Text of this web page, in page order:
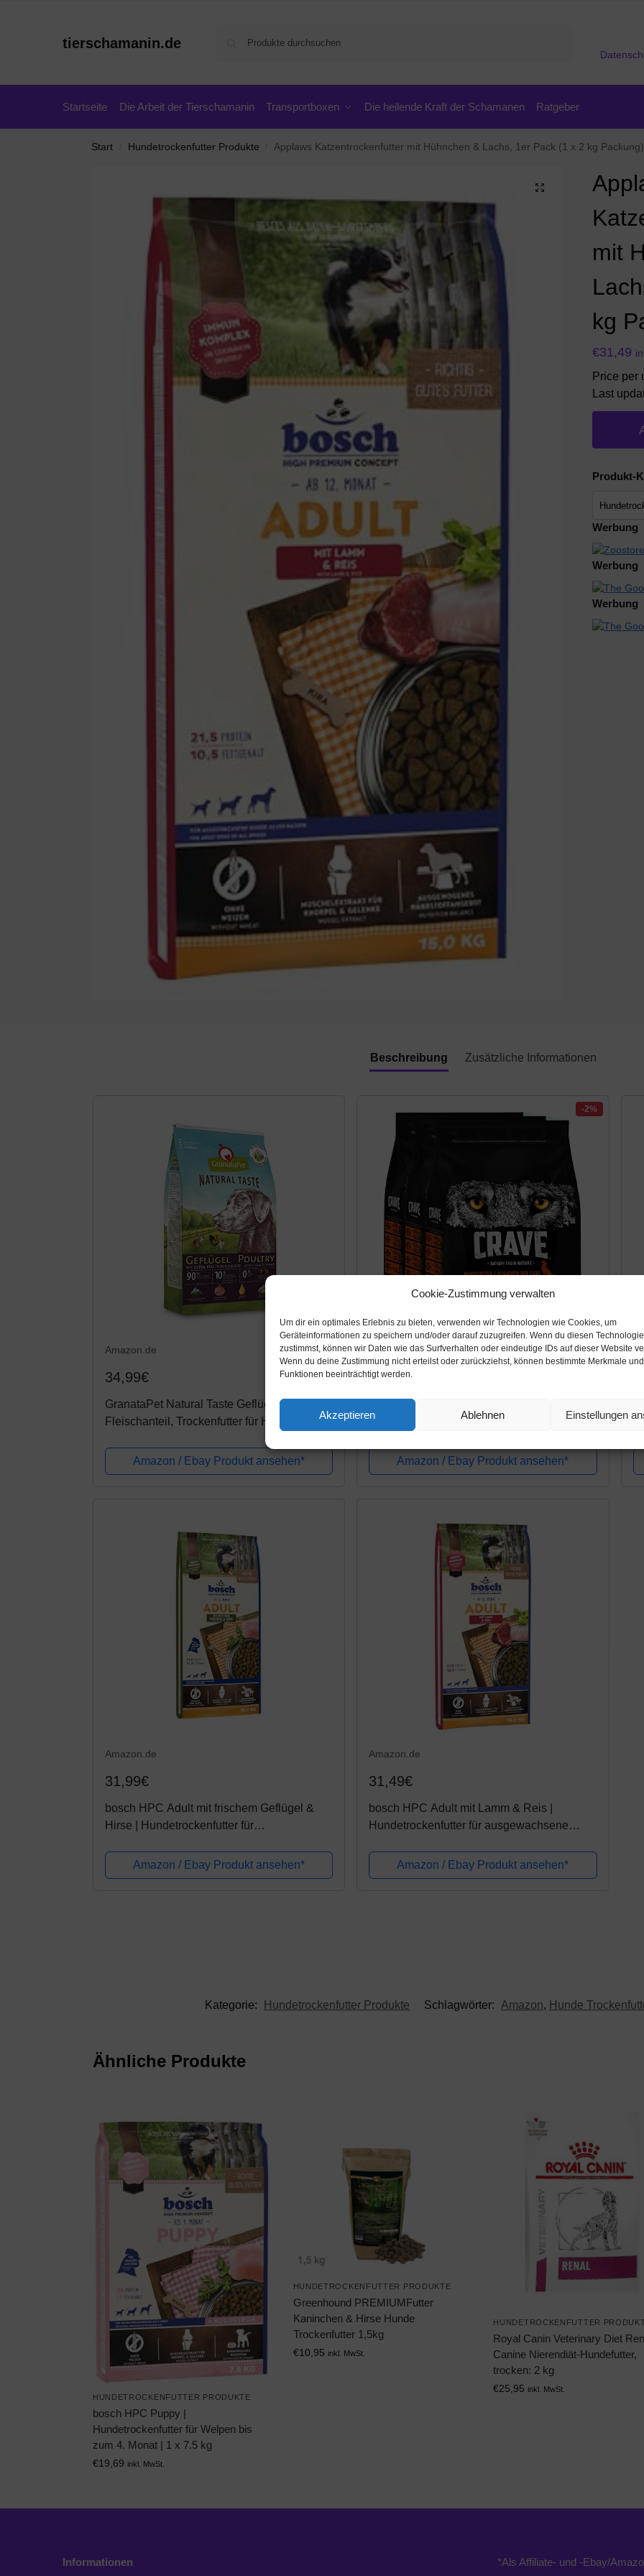
Cookie-Zustimmung verwalten
Um dir ein optimales Erlebnis zu bieten, verwenden wir Technologien wie Cookies, um
Geräteinformationen zu speichern und/oder darauf zuzugreifen. Wenn du diesen
zustimmst, können wir Daten wie das Surfverhalten oder eindeutige IDs auf dieser Website
Wenn du deine Zustimmung nicht erteilst oder zurückziehst, können bestimmte Merkmale und
Funktionen beeinträchtigt werden.
Akzeptieren Ablehnen Einstellungen
tierschamanin.de
Startseite Die Arbeit der Tierschamanin Transportboxen Die heilende Kraft der Schamanen Ratgeber
Start Hundetrockenfutter Produkte Applaws Katzentrockenfutter mit Hühnchen & Lachs, 1er Pack (1 x 2 kg Packung)
mit
kg
€31,49
Price per
Last
Produkt-
Werbung
Werbung
Werbung
Beschreibung Zusätzliche Informationen
Amazon.de
34,99€
GranataPet Natural Taste Geflügel, hoher
Fleischanteil, Trockenfutter für Hunde,
Hundefutter ohne Getreide & ohne
Zuckerzusätze, Alleinfuttermittel für...
Amazon / Ebay Produkt ansehen*
-2%
Amazon.de
52,47€
CRAVE Premium Trockenfutter mit Truthahn
& Huhn für Hunde – Getreidefreies Adult
Großpackung – 3 x 2.8 k g
Amazon / Ebay Produkt ansehen*
Amazon.de
31,99€
bosch HPC Adult mit frischem Geflügel &
Hirse | Hundetrockenfutter für
Amazon / Ebay Produkt ansehen*
Amazon.de
31,49€
bosch HPC Adult mit Lamm & Reis |
Hundetrockenfutter für ausgewachsene
Amazon / Ebay Produkt ansehen*
Kategorie: Hundetrockenfutter Produkte Schlagwörter: Amazon, Hunde
Ähnliche Produkte
HUNDETROCKENFUTTER PRODUKTE
bosch HPC Puppy |
Hundetrockenfutter für Welpen bis
zum 4. Monat | 1 x 7.5 kg
€19,69 inkl. MwSt.
HUNDETROCKENFUTTER PRODUKTE
Greenhound PREMIUMFutter
Kaninchen & Hirse Hunde
Trockenfutter 1,5kg
€10,95 inkl. MwSt.
HUNDETROCKENFUTTER
Royal Canin Veterinary Diet
Canine Nierendiät-Hundefutter,
trocken: 2 kg
€25,95 inkl. MwSt.
Informationen *Als Affiliate- und -Ebay/